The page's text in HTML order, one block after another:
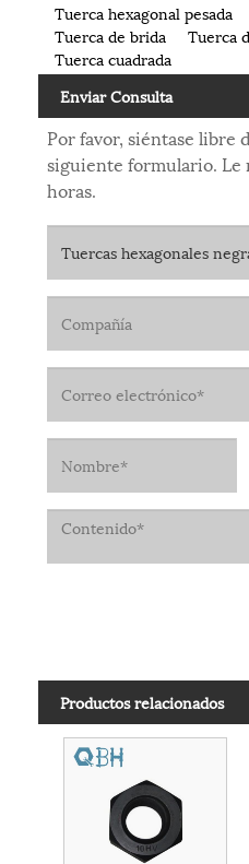
Tuerca hexagonal pesada
Tuerca de brida
Tuerca
Tuerca cuadrada
Enviar Consulta
Por favor, siéntase libre
siguiente formulario. Le
horas.
Productos relacionados